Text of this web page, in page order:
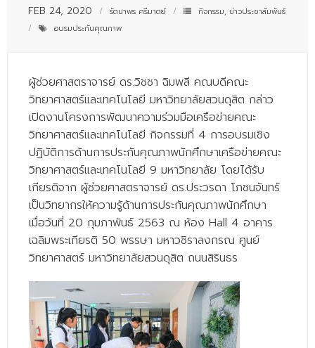
- - ความมั่นคงปลอดภัยไซเบอร์
- - อุตสาหกรรมชีวภาพเพื่อธุรกิจ
- ศึกษาศาสตรบัณฑิต
- - วิทยาศาสตร์ทั่วไป
- เทคโนโลยีบัณฑิต
- - เทคโนโลยีสารสนเทศ
ศูนย์บริการ
- ศูนย์สิ่งแวดล้อม
- ศูนย์ปัญญาประดิษฐ์เพื่อการศึกษา
FEB 24, 2020 รัตนาพร ศรีมาตย์ กิจกรรม, ข่าวประชาสัมพันธ์
อบรมประกันคุณภาพ
ผู้ช่วยศาสตราจารย์ ดร.วิชชา ฉิมพลี คณบดีคณะ
วิทยาศาสตร์และเทคโนโลยี มหาวิทยาลัยสวนดุสิต กล่าว
เปิดงานโครงการพัฒนาความร่วมมือเครือข่ายคณะ
วิทยาศาสตร์และเทคโนโลยี กิจกรรมที่ 4 การอบรมเชิง
ปฏิบัติการด้านการประกันคุณภาพนักศึกษาเครือข่ายคณะ
วิทยาศาสตร์และเทคโนโลยี 9 มหาวิทยาลัย โดยได้รับ
เกียรติจาก ผู้ช่วยศาสตราจารย์ ดร.ประวรดา โภชนจันทร์
เป็นวิทยากรให้ความรู้ด้านการประกันคุณภาพนักศึกษา
เมื่อวันที่ 20 กุมภาพันธ์ 2563 ณ ห้อง Hall 4 อาคาร
เฉลิมพระเกียรติ 50 พรรษา มหาวชิราลงกรณ ศูนย์
วิทยาศาสตร์ มหาวิทยาลัยสวนดุสิต ถนนสิรินธร